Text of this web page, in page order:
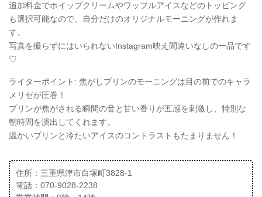
追加料金でホイップクリームやワッフルアイスなどのトッピング
も選択可能なので、自分だけのオリジナルモーニングが作れま
す。
写真を撮らずにはいられないInstagram映え間違いなしの一品です
♡
ライターポイント: 焦がしプリンのモーニングは目の前でのキャラ
メリゼが圧巻！
プリンが焦がされる瞬間の音と甘い香りが五感を刺激し、特別な
朝時間を演出してくれます。
温かいプリンと冷たいアイスのコントラストもたまりません！
住所：三重県津市白塚町3828‐1
電話：070-9028-2238